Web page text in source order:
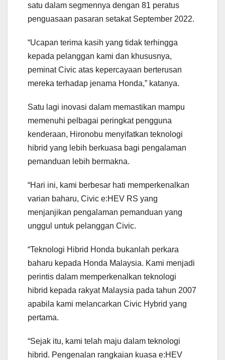
satu dalam segmennya dengan 81 peratus
penguasaan pasaran setakat September 2022.
“Ucapan terima kasih yang tidak terhingga
kepada pelanggan kami dan khususnya,
peminat Civic atas kepercayaan berterusan
mereka terhadap jenama Honda,” katanya.
Satu lagi inovasi dalam memastikan mampu
memenuhi pelbagai peringkat pengguna
kenderaan, Hironobu menyifatkan teknologi
hibrid yang lebih berkuasa bagi pengalaman
pemanduan lebih bermakna.
“Hari ini, kami berbesar hati memperkenalkan
varian baharu, Civic e:HEV RS yang
menjanjikan pengalaman pemanduan yang
unggul untuk pelanggan Civic.
“Teknologi Hibrid Honda bukanlah perkara
baharu kepada Honda Malaysia. Kami menjadi
perintis dalam memperkenalkan teknologi
hibrid kepada rakyat Malaysia pada tahun 2007
apabila kami melancarkan Civic Hybrid yang
pertama.
“Sejak itu, kami telah maju dalam teknologi
hibrid. Pengenalan rangkaian kuasa e:HEV